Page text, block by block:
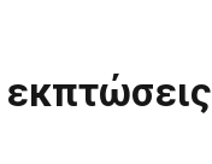
εκπτώσεις